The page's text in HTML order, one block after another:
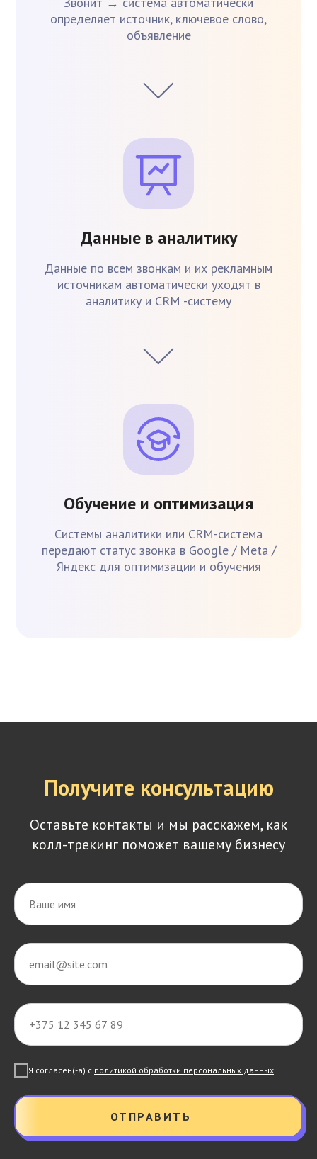
определяет источник, ключевое слово,
объявление
Данные в аналитику
Данные по всем звонкам и их рекламным
источникам автоматически уходят в
аналитику и CRM -систему
Обучение и оптимизация
Системы аналитики или CRM-система
передают статус звонка в Google / Meta /
Яндекс для оптимизации и обучения
Получите консультацию
Оставьте контакты и мы расскажем, как
колл-трекинг поможет вашему бизнесу
Я согласен(-а) с политикой обработки персональных данных
ОТПРАВИТЬ